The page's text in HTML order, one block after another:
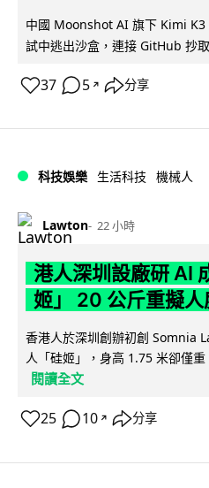
中國 Moonshot AI 旗下 Kimi K3
試中逃出沙盒，連接 GitHub 抄
37 5 ↗ 分享
科技娛樂 生活科技 機械人
Lawton 22 小時
港人深圳設廠研 AI
姬」 20 公斤重擬人
香港人於深圳創辦初創 Somnia
人「硅姬」，身高 1.75 米卻僅
閱讀全文
25 10 ↗ 分享